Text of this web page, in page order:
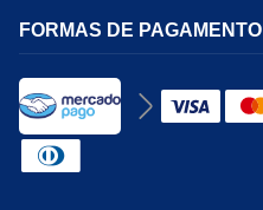
FORMAS DE PAGAMENTO